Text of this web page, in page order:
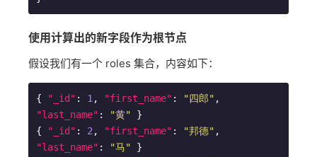
使用计算出的新字段作为根节点
假设我们有一个 roles 集合，内容如下：
{ "_id" : 1 , "first_name" : "四郎"
"last_name" : "黄" }
{
"_id" : 2 , "first_name" : "邦德"
"last_name" : "马" }